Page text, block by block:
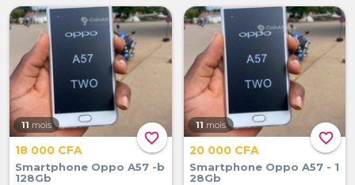
favorite_border
11 mois
18 000 CFA
Smartphone Oppo A57 -b
128Gb
favorite_border
11 mois
20 000 CFA
Smartphone Oppo A57 - 1
28Gb